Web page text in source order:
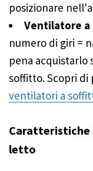
posizionare
Ventilatore
numero di giri =
pena acquistarlo
soffitto. Scopri di
ventilatori a
Caratteristiche
letto